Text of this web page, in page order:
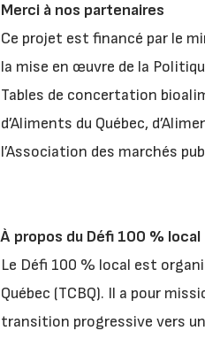
Merci à nos partenaires
Ce projet est financé par le
la mise en œuvre de la
Tables de concertation
d’Aliments du Québec,
l’Association des marchés
À propos du Défi 100 % local
Le Défi 100 % local est
Québec (TCBQ). Il a pour
transition progressive vers